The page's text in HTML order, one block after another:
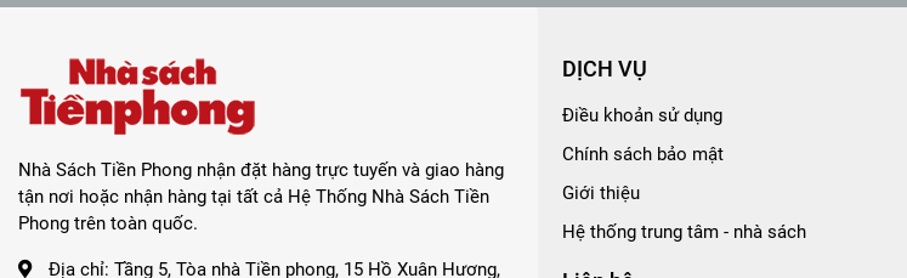
Nhà Sách Tiền Phong nhận đặt hàng trực tuyến và giao hàng
tận nơi hoặc nhận hàng tại tất cả Hệ Thống Nhà Sách Tiền
Phong trên toàn quốc.
Địa chỉ: Tầng 5, Tòa nhà Tiền phong, 15 Hồ Xuân Hương,
DỊCH VỤ
Điều khoản sử dụng
Chính sách bảo mật
Giới thiệu
Hệ thống trung tâm - nhà sách